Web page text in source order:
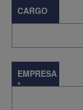
CARGO
EMPRESA
*